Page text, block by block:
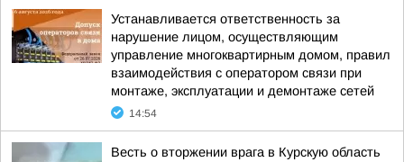
Устанавливается ответственность за
нарушение лицом, осуществляющим
управление многоквартирным домом, правил
взаимодействия с оператором связи при
монтаже, эксплуатации и демонтаже сетей
14:54
Весть о вторжении врага в Курскую область